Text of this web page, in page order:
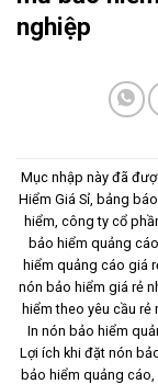
nghiệp
Mục nhập này đã
Hiểm Giá Sỉ bảng
hiểm công ty cổ
bảo hiểm quảng cáo
hiểm quảng cáo giá
nón bảo hiểm giá rẻ
hiểm theo yêu cầu
In nón bảo hiểm
Lợi ích khi đặt nón
bảo hiểm quảng cáo